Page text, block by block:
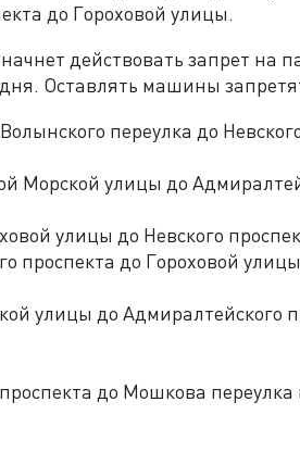
до Гороховой улицы.
действовать запрет на
Оставлять машины
переулка до
Морской улицы до
улицы до Невского
проспекта до Гороховой
улицы до Адмиралтейского
до Мошкова переулка